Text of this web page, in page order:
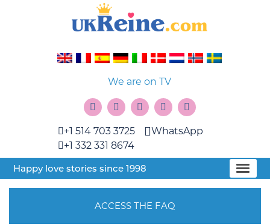
We are on TV
+1 514 703 3725
+1 332 331 8674
WhatsApp
Happy love stories since 1998
ACCESS THE FAQ